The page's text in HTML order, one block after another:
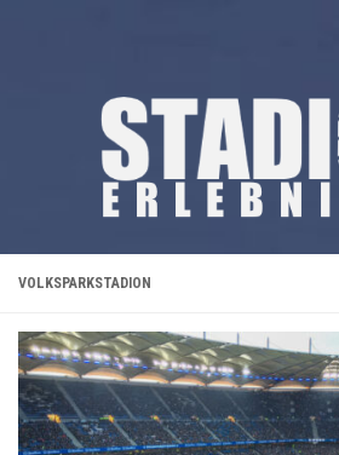
VOLKSPARKSTADION